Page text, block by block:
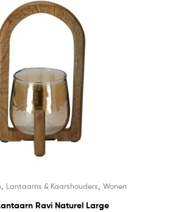
Lantaarns & Kaarshouders Wonen
Ravi Naturel Large